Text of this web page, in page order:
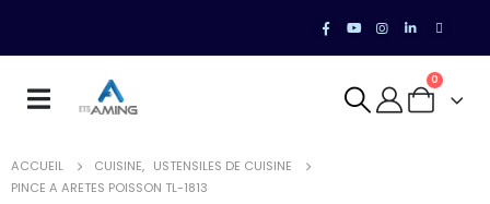
0
ACCUEIL CUISINE, USTENSILES DE CUISINE
PINCE A ARETES POISSON TL-1813